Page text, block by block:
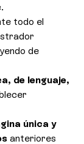
todo el
de
de lenguaje,
única y
anteriores